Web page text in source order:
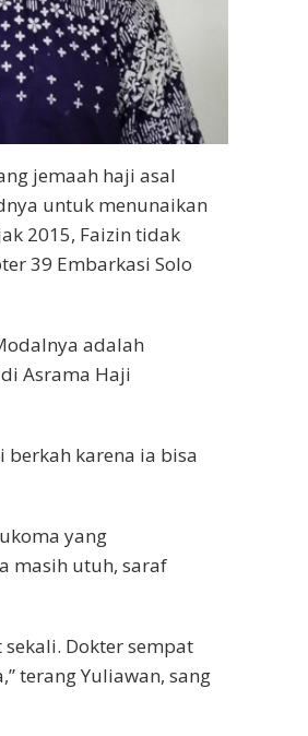
jemaah haji asal
untuk menunaikan
2015, Faizin tidak
39 Embarkasi Solo
adalah
Asrama Haji
karena ia bisa
yang
masih utuh, saraf
Dokter sempat
terang Yuliawan, sang